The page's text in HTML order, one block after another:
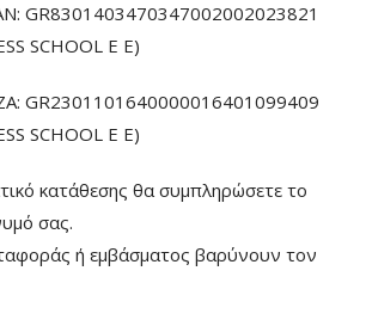
GR8301403470347002002023821
SCHOOL E E)
GR2301101640000016401099409
SCHOOL E E)
κατάθεσης θα συμπληρώσετε το
σας.
ή εμβάσματος βαρύνουν τον